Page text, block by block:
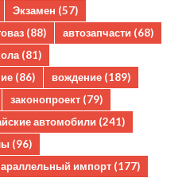
Экзамен (57)
(88) автозапчасти (68)
(81)
(86) вождение (189)
законопроект (79)
автомобили (241)
(96)
импорт (177)